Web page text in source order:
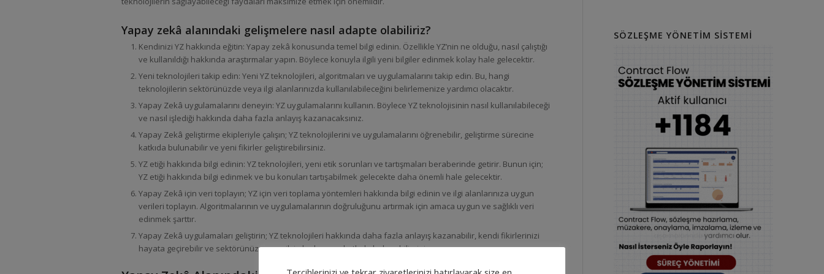
Yapay zekâ alanındaki gelişmelere nasıl adapte olabiliriz?
Kendinizi YZ hakkında eğitin: Yapay zekâ konusunda temel bilgi edinin. Özellikle YZ’nin ne olduğu, nasıl çalıştığı
ve kullanıldığı hakkında araştırmalar yapın. Böylece konuyla ilgili yeni bilgiler edinmek kolay hale gelecektir.
Yeni teknolojileri takip edin: Yeni YZ teknolojileri, algoritmaları ve uygulamalarını takip edin. Bu, hangi
teknolojilerin sektörünüzde veya ilgi alanlarınızda kullanılabileceğini belirlemenize yardımcı olacaktır.
Yapay Zekâ uygulamalarını deneyin: YZ uygulamalarını kullanın. Böylece YZ teknolojisinin nasıl kullanılabileceği
ve nasıl işlediği hakkında daha fazla anlayış kazanacaksınız.
Yapay Zekâ geliştirme ekipleriyle çalışın; YZ teknolojilerini ve uygulamalarını öğrenebilir, geliştirme sürecine
katkıda bulunabilir ve yeni fikirler geliştirebilirsiniz.
YZ etiği hakkında bilgi edinin: YZ teknolojileri, yeni etik sorunları ve tartışmaları beraberinde getirir. Bunun için;
YZ etiği hakkında bilgi edinmek ve bu konuları tartışabilmek gelecekte daha önemli hale gelecektir.
Yapay Zekâ için veri toplayın; YZ için veri toplama yöntemleri hakkında bilgi edinin ve ilgi alanlarınıza uygun
verileri toplayın. Algoritmalarının ve uygulamalarının doğruluğunu artırmak için amaca uygun ve sağlıklı veri
edinmek şarttır.
Yapay Zekâ uygulamaları geliştirin; YZ teknolojileri hakkında daha fazla anlayış kazanabilir, kendi fikirlerinizi
hayata geçirebilir ve sektörünüze veya ilgi alanlarınıza katkıda bulunabilirsiniz.
SÖZLEŞME YÖNETIM SISTEMI